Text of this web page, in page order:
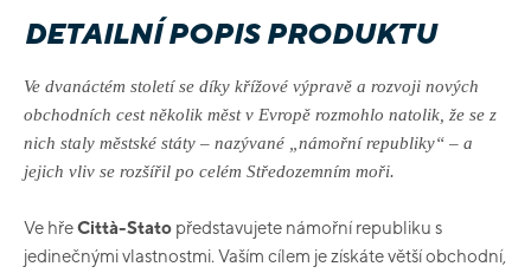
DETAILNÍ POPIS PRODUKTU
Ve dvanáctém století se díky křížové výpravě a rozvoji nových
obchodních cest několik měst v Evropě rozmohlo natolik, že se z
nich staly městské státy – nazývané „námořní republiky“ – a
jejich vliv se rozšířil po celém Středozemním moři.
Ve hřeCittà-Stato představujete námořní republiku s
jedinečnými vlastnostmi. Vaším cílem je získáte větší obchodní,